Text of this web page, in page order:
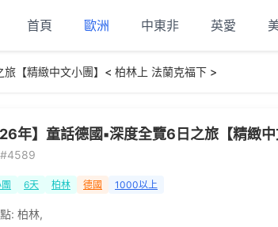
首頁 歐洲 中東非 英愛
【精緻中文小團】< 柏林上 法蘭克福下 >
年】童話德國▪深度全覽6日之旅【精緻
#4589
6天 柏林 德國 1000以上
: 柏林,